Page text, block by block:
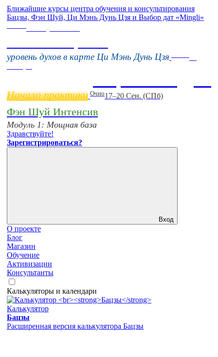
Ближайшие курсы центра обучения и консультирования
Бацзы, Фэн Шуй, Ци Мэнь Дунь Цзя и Выбор дат «Mingli»
уровень духов в карте Ци Мэнь Дунь Цзя
Начало практики Очно17–20 Сен. (СПб)
Фэн Шуй Интенсив
Модуль 1: Мощная база
Здравствуйте!
Зарегистрироваться?
Вход
О проекте
Блог
Магазин
Обучение
Активизации
Консультанты
Калькуляторы и календари
Калькулятор
Бацзы
Расширенная версия калькулятора Бацзы